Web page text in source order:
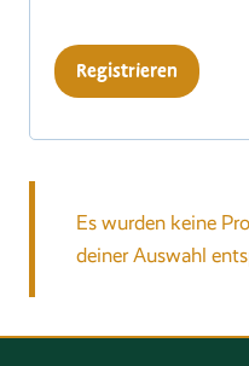
Registrieren
Es wurden keine
deiner Auswahl